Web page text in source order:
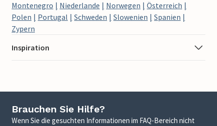
Montenegro
Niederlande Norwegen
Österreich
Polen
Portugal Schweden Slowenien
Spanien
Zypern
Inspiration
Brauchen Sie Hilfe?
Wenn Sie die gesuchten Informationen im FAQ-Bereich nicht